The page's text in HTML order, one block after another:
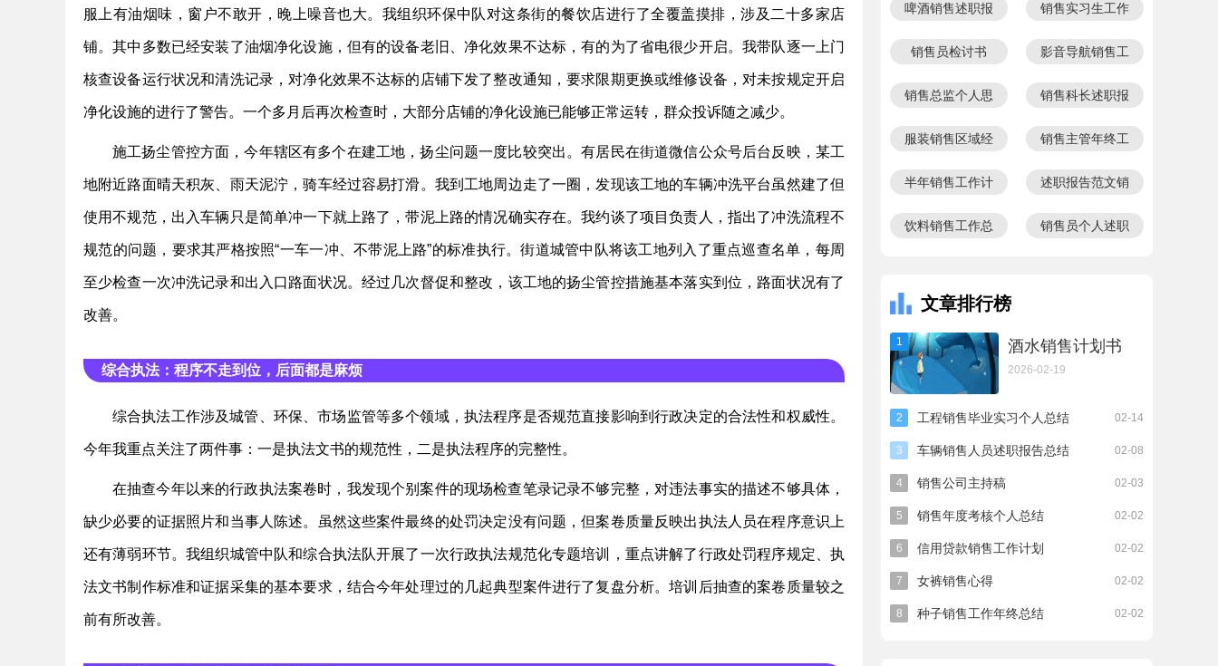
服上有油烟味，窗户不敢开，晚上噪音也大。我组织环保中队对这条街的餐饮店进行了全覆盖摸排，涉及二十多家店
铺。其中多数已经安装了油烟净化设施，但有的设备老旧、净化效果不达标，有的为了省电很少开启。我带队逐一上门
核查设备运行状况和清洗记录，对净化效果不达标的店铺下发了整改通知，要求限期更换或维修设备，对未按规定开启
净化设施的进行了警告。一个多月后再次检查时，大部分店铺的净化设施已能够正常运转，群众投诉随之减少。
施工扬尘管控方面，今年辖区有多个在建工地，扬尘问题一度比较突出。有居民在街道微信公众号后台反映，某工
地附近路面晴天积灰、雨天泥泞，骑车经过容易打滑。我到工地周边走了一圈，发现该工地的车辆冲洗平台虽然建了但
使用不规范，出入车辆只是简单冲一下就上路了，带泥上路的情况确实存在。我约谈了项目负责人，指出了冲洗流程不
规范的问题，要求其严格按照“一车一冲、不带泥上路”的标准执行。街道城管中队将该工地列入了重点巡查名单，每周
至少检查一次冲洗记录和出入口路面状况。经过几次督促和整改，该工地的扬尘管控措施基本落实到位，路面状况有了
改善。
综合执法：程序不走到位，后面都是麻烦
综合执法工作涉及城管、环保、市场监管等多个领域，执法程序是否规范直接影响到行政决定的合法性和权威性。
今年我重点关注了两件事：一是执法文书的规范性，二是执法程序的完整性。
在抽查今年以来的行政执法案卷时，我发现个别案件的现场检查笔录记录不够完整，对违法事实的描述不够具体，
缺少必要的证据照片和当事人陈述。虽然这些案件最终的处罚决定没有问题，但案卷质量反映出执法人员在程序意识上
还有薄弱环节。我组织城管中队和综合执法队开展了一次行政执法规范化专题培训，重点讲解了行政处罚程序规定、执
法文书制作标准和证据采集的基本要求，结合今年处理过的几起典型案件进行了复盘分析。培训后抽查的案卷质量较之
前有所改善。
啤酒销售述职报
销售实习生工作
销售员检讨书
影音导航销售工
销售总监个人思
销售科长述职报
服装销售区域经
销售主管年终工
半年销售工作计
述职报告范文销
饮料销售工作总
销售员个人述职
文章排行榜
1 酒水销售计划书
2026-02-19
2 工程销售毕业实习个人总结 02-14
3 车辆销售人员述职报告总结 02-08
4 销售公司主持稿 02-03
5 销售年度考核个人总结 02-02
6 信用贷款销售工作计划 02-02
7 女裤销售心得 02-02
8 种子销售工作年终总结 02-02